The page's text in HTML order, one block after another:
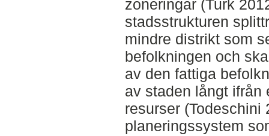
zoneringar (Turk
stadsstrukturen
mindre distrikt som
befolkningen och
av den fattiga
av staden långt ifrån
resurser (Todeschini
planeringssystem